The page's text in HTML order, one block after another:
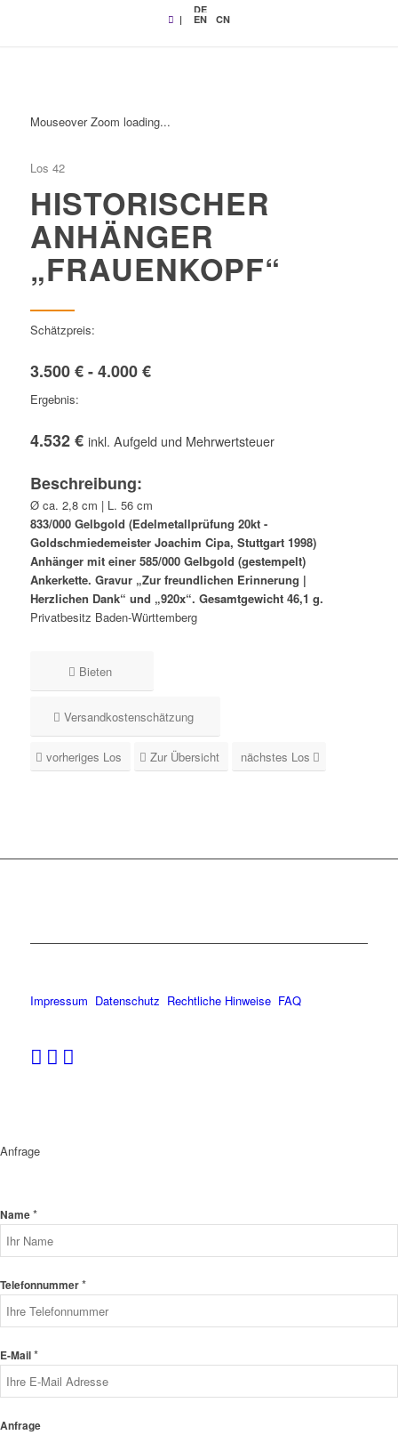
|
DE
EN CN
Mouseover Zoom loading...
Los 42
HISTORISCHER
ANHÄNGER
„FRAUENKOPF“
Schätzpreis:
3.500 € - 4.000 €
Ergebnis:
4.532 € inkl. Aufgeld und Mehrwertsteuer
Beschreibung:
Ø ca. 2,8 cm | L. 56 cm
833/000 Gelbgold (Edelmetallprüfung 20kt -
Goldschmiedemeister Joachim Cipa, Stuttgart 1998)
Anhänger mit einer 585/000 Gelbgold (gestempelt)
Ankerkette. Gravur „Zur freundlichen Erinnerung |
Herzlichen Dank“ und „920x“. Gesamtgewicht 46,1 g.
Privatbesitz Baden-Württemberg
Bieten
Versandkostenschätzung
vorheriges Los Zur Übersicht nächstes Los
Impressum Datenschutz Rechtliche Hinweise FAQ
Anfrage
Name*
Telefonnummer*
E-Mail*
Anfrage